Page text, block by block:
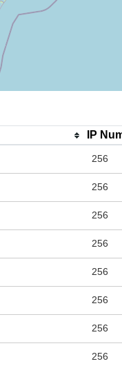
IP
256
256
256
256
256
256
256
256